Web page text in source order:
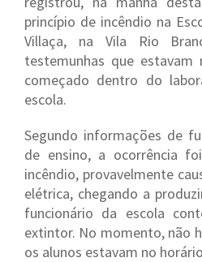
princípio de incêndio na
Villaça, na Vila Rio
testemunhas que
começado dentro do
escola.
Segundo informações de
de ensino, a ocorrência
incêndio, provavelmente
elétrica, chegando a
funcionário da escola
extintor. No momento, não
os alunos estavam no